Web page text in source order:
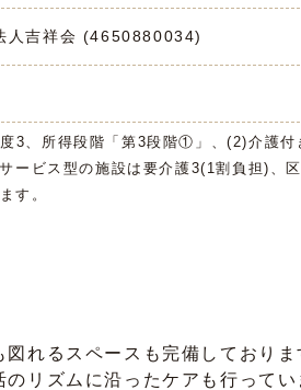
人吉祥会 (4650880034)
3、所得段階「第3段階①」、(2)介護付
ービス型の施設は要介護3(1割負担)、
す。
れるスペースも完備しておりま
リズムに沿ったケアも行ってい